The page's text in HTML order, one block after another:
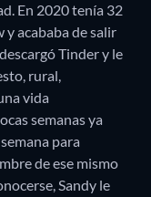
En 2020 tenía 32
y acababa de salir
Tinder y le
rural,
vida
semanas ya
para
de ese mismo
Sandy le